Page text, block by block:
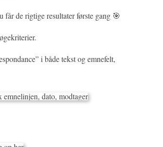
de rigtige resultater første gang 🎯
i både tekst og emnefelt,